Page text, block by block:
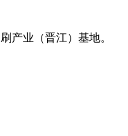
产业（晋江）基地。